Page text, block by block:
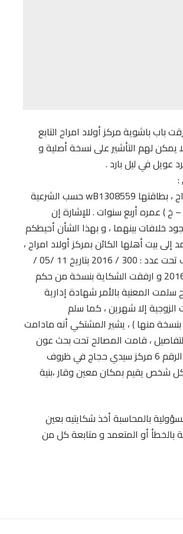
باب باشوية مركز أولاد امراح التابع
لهم التأشير على نسخة أصلية و
عويل في ليل بارد .
:
إنني متزوج من المسماة ” ف – ن ” المولودة سنة 08 / 06 / 1985 ببلدية أولاد امراح ، بطاقتها wB1308559 حسب الشرعية
– خ ) عمره أربع سنوات .للإشارة إن
بينهما ، و بهذا الشأن أحيطكم
بيت أهلها الكائن بمركز أولاد امراح ،
مما دفعني لرفع دعوى الرجوع لبيت الزوجية، فقضى الحكم لصالح الزوج ،وفق الطلب تحت عدد : 300 / 2016 بتاريخ 11 /05 /
2016، فأرفقت الشكاية بنسخة من الحكم ، وقمت بتنفيذه طبقا للقانون 26 / 05 / 2016 و ارفقت الشكاية بنسخة من حكم
سلمت المعنية بالأمر شهادة إدارية
الزوجية إلا شهرين ، كما سلم
خ ) بتاريخ 04 / 06 / 2016 ( أرفقت الشكاية بنسخة منها ) ، يشير المشتكي أنه مادامت
، قامت المصالح تحت بحث عون
السلطة بتسليم شهادة الإقامة في خرق تام للقانون بعنوان أهلها الكائن ببلوك بام الرقم 6 مركز سيدي حجاج في ظروف
شخص يقيم بمكان معين وقار ،بنية
بالمحاسبة أخذ شكايتيه بعين
بالخطأ أو المتعمد و متابعة كل من